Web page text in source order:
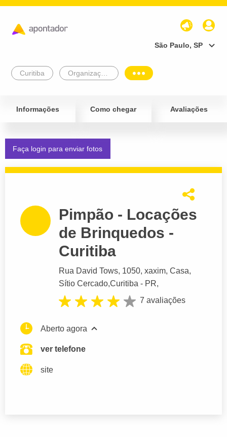
São Paulo, SP
Curitiba
Informações Como chegar Avaliações
Faça login para enviar fotos
Pimpão - Locações
de Brinquedos -
Curitiba
Rua David Tows, 1050, xaxim, Casa,
Sítio Cercado,Curitiba - PR,
7 avaliações
Aberto agora
ver telefone
site